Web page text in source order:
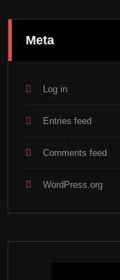
Meta
Log in
Entries feed
Comments feed
WordPress.org